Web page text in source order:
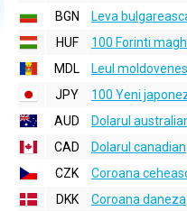
BGN
Leva
HUF
100 Forinti
MDL
Leul
JPY
100 Yeni
AUD
Dolarul
CAD
Dolarul canadian
CZK
Coroana
DKK
Coroana daneza